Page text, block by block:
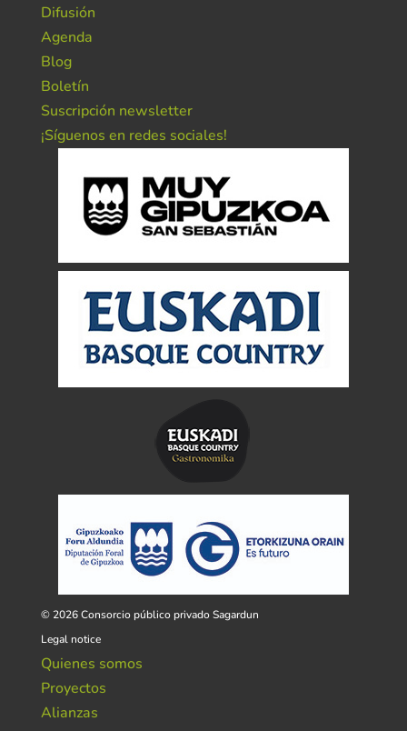
Difusión
Agenda
Blog
Boletín
Suscripción newsletter
¡Síguenos en redes sociales!
© 2026 Consorcio público privado Sagardun
Legal notice
Quienes somos
Proyectos
Alianzas